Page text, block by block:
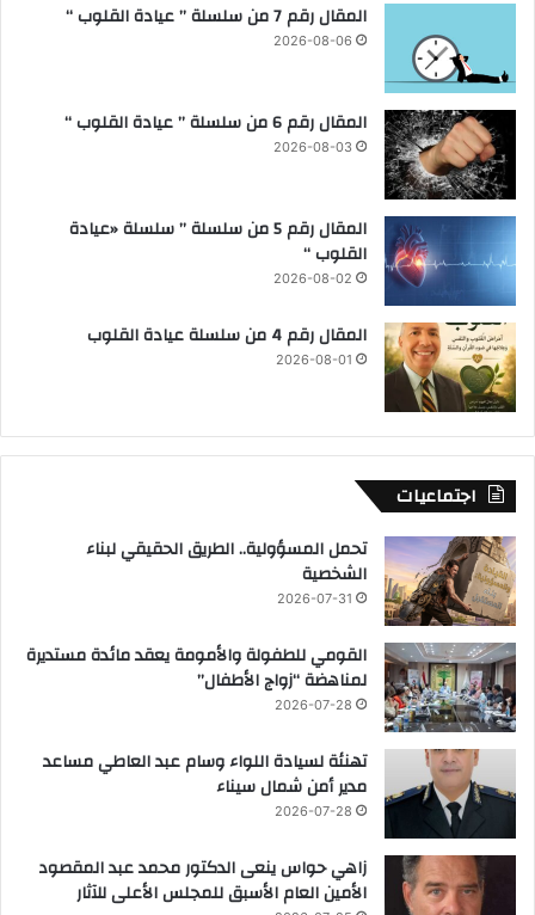
المقال رقم 7 من سلسلة ” عيادة القلوب “
2026-08-06
المقال رقم 6 من سلسلة ” عيادة القلوب “
2026-08-03
المقال رقم 5 من سلسلة ” سلسلة «عيادة
القلوب “
2026-08-02
المقال رقم 4 من سلسلة عيادة القلوب
2026-08-01
اجتماعيات
تحمل المسؤولية.. الطريق الحقيقي لبناء
الشخصية
2026-07-31
القومي للطفولة والأمومة يعقد مائدة مستديرة
لمناهضة “زواج الأطفال”
2026-07-28
تهنئة لسيادة اللواء وسام عبد العاطي مساعد
مدير أمن شمال سيناء
2026-07-28
زاهي حواس ينعى الدكتور محمد عبد المقصود
الأمين العام الأسبق للمجلس الأعلى للآثار